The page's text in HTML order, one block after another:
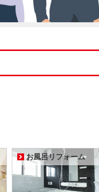
お風呂リフォーム